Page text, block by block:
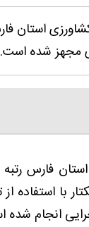
مجهز شده است.
فارس
در سطح 257 هزار
انجام شده